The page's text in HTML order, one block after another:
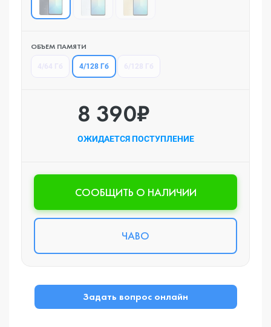
ОБЪЕМ ПАМЯТИ
4/128 Гб
8 390₽
ОЖИДАЕТСЯ ПОСТУПЛЕНИЕ
CООБЩИТЬ О НАЛИЧИИ
ЧАВО
Задать вопрос онлайн